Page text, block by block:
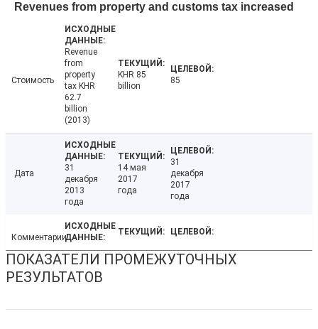
Revenues from property and customs tax increased
Стоимость
Revenue
from
property
tax KHR
62.7
billion
(2013)
KHR 85
billion
85
Дата
31
декабря
2013
года
14 мая
2017
года
31
декабря
2017
года
Комментарии
ПОКАЗАТЕЛИ ПРОМЕЖУТОЧНЫХ
РЕЗУЛЬТАТОВ